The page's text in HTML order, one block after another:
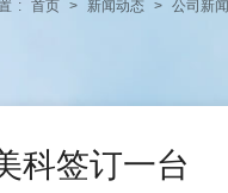
: 首页 > 新闻动态 > 公司新闻
科签订一台